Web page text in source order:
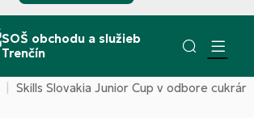
SOŠ obchodu a služieb
Trenčín
Skills Slovakia Junior Cup v odbore cukrár